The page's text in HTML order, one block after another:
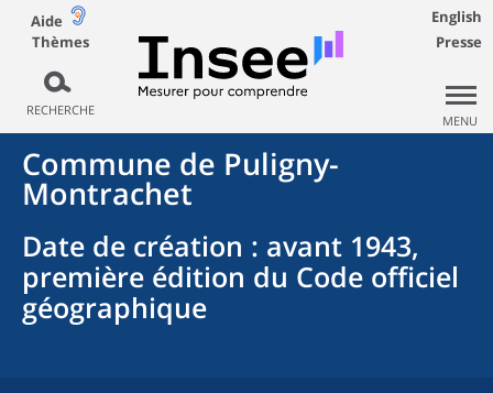
Aide
Thèmes
RECHERCHE
English
Presse
MENU
Commune de Puligny-
Montrachet
Date de création : avant 1943,
première édition du Code officiel
géographique